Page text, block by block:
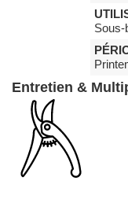
Sous-
Entretien &